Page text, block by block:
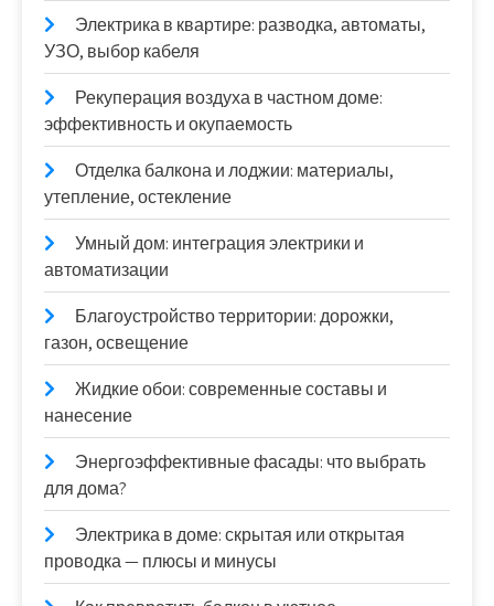
Электрика в квартире: разводка, автоматы,
УЗО, выбор кабеля
Рекуперация воздуха в частном доме:
эффективность и окупаемость
Отделка балкона и лоджии: материалы,
утепление, остекление
Умный дом: интеграция электрики и
автоматизации
Благоустройство территории: дорожки,
газон, освещение
Жидкие обои: современные составы и
нанесение
Энергоэффективные фасады: что выбрать
для дома?
Электрика в доме: скрытая или открытая
проводка — плюсы и минусы